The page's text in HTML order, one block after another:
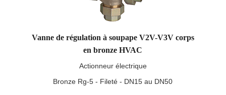
Vanne de régulation à soupape V2V-V3V corps
en bronze HVAC
Actionneur électrique
Bronze Rg-5 - Fileté - DN15 au DN50